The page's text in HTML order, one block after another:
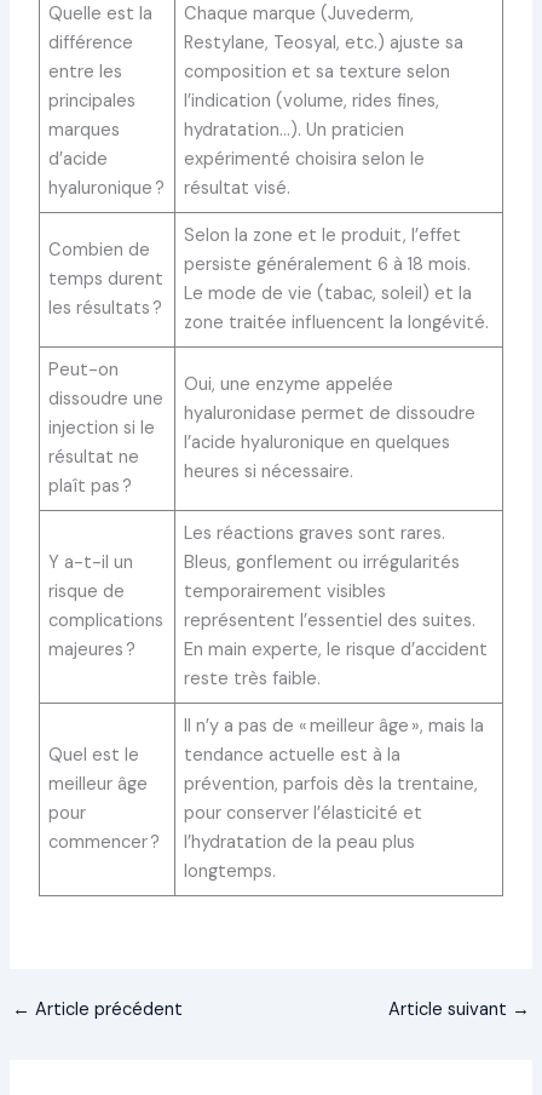
Quelle est la
différence
entre les
principales
marques
d’acide
hyaluronique ?
Chaque marque (Juvederm,
Restylane, Teosyal, etc.) ajuste sa
composition et sa texture selon
l’indication (volume, rides fines,
hydratation…). Un praticien
expérimenté choisira selon le
résultat visé.
Combien de
temps durent
les résultats ?
Selon la zone et le produit, l’effet
persiste généralement 6 à 18 mois.
Le mode de vie (tabac, soleil) et la
zone traitée influencent la longévité.
Peut-on
dissoudre une
injection si le
résultat ne
plaît pas ?
Oui, une enzyme appelée
hyaluronidase permet de dissoudre
l’acide hyaluronique en quelques
heures si nécessaire.
Y a-t-il un
risque de
complications
majeures ?
Les réactions graves sont rares.
Bleus, gonflement ou irrégularités
temporairement visibles
représentent l’essentiel des suites.
En main experte, le risque d’accident
reste très faible.
Quel est le
meilleur âge
pour
commencer ?
Il n’y a pas de « meilleur âge », mais la
tendance actuelle est à la
prévention, parfois dès la trentaine,
pour conserver l’élasticité et
l’hydratation de la peau plus
longtemps.
← Article précédent Article suivant →